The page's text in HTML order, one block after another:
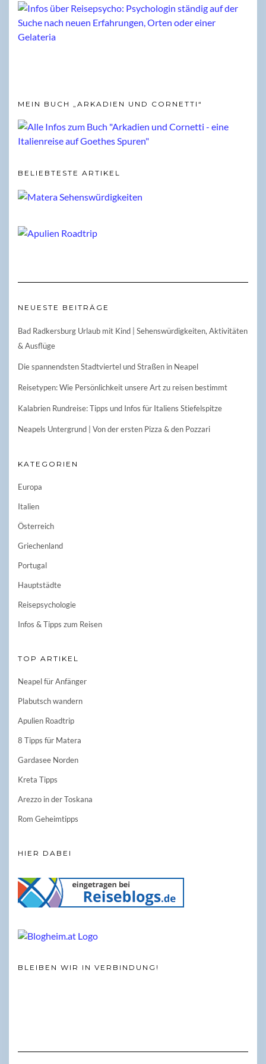
MEIN BUCH „ARKADIEN UND CORNETTI“
BELIEBTESTE ARTIKEL
NEUESTE BEITRÄGE
Bad Radkersburg Urlaub mit Kind | Sehenswürdigkeiten, Aktivitäten
& Ausflüge
Die spannendsten Stadtviertel und Straßen in Neapel
Reisetypen: Wie Persönlichkeit unsere Art zu reisen bestimmt
Kalabrien Rundreise: Tipps und Infos für Italiens Stiefelspitze
Neapels Untergrund | Von der ersten Pizza & den Pozzari
KATEGORIEN
Europa
Italien
Österreich
Griechenland
Portugal
Hauptstädte
Reisepsychologie
Infos & Tipps zum Reisen
TOP ARTIKEL
Neapel für Anfänger
Plabutsch wandern
Apulien Roadtrip
8 Tipps für Matera
Gardasee Norden
Kreta Tipps
Arezzo in der Toskana
Rom Geheimtipps
HIER DABEI
BLEIBEN WIR IN VERBINDUNG!